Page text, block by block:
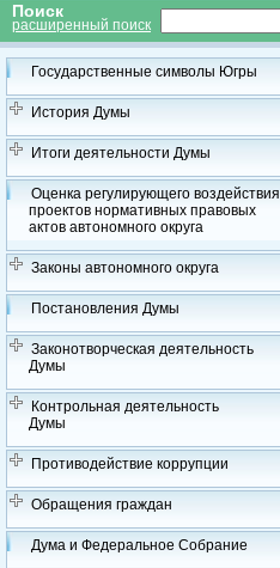
Поиск
расширенный поиск
Государственные символы Югры
История Думы
Итоги деятельности Думы
Оценка регулирующего воздействия
проектов нормативных правовых
актов автономного округа
Законы автономного округа
Постановления Думы
Законотворческая деятельность
Думы
Контрольная деятельность
Думы
Противодействие коррупции
Обращения граждан
Дума и Федеральное Собрание